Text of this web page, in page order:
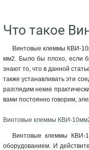
Что такое
Винтовые клеммы КВИ-
мм2. Было бы плохо, если
знают то, что в данной
также устанавливать эти
разглядим некие
вами постоянно говорим,
Винтовые клеммы КВИ-
Винтовые клеммы КВИ-
оборудованием. И